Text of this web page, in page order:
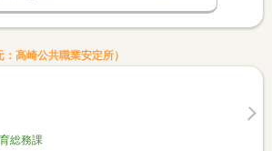
高崎公共職業安定所）
総務課